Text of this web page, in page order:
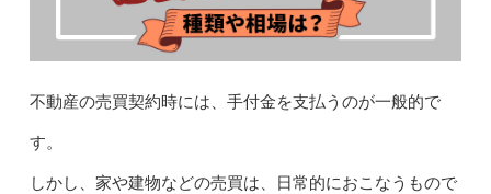
不動産の売買契約時には、手付金を支払うのが一般的で
す。
しかし、家や建物などの売買は、日常的におこなうもので